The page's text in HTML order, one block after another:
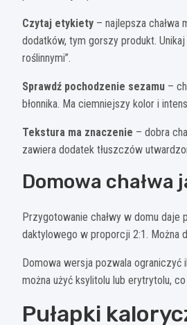
Czytaj etykiety – najlepsza chałwa
dodatków, tym gorszy produkt.
roślinnymi”.
Sprawdź pochodzenie sezamu –
błonnika. Ma ciemniejszy kolor i
Tekstura ma znaczenie – dobra
zawiera dodatek tłuszczów
Domowa
Przygotowanie chałwy w domu daje
daktylowego w proporcji 2:1. Można
Domowa wersja pozwala ograniczyć
można użyć ksylitolu lub erytrytolu,
Pułapki